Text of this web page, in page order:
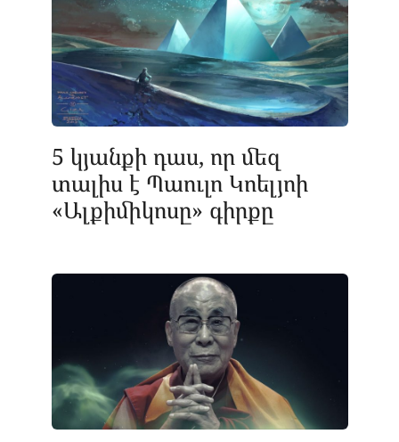
5 կյանքի դաս, որ մեզ
տալիս է Պաուլո Կոելյոի
«Ալքիմիկոսը» գիրքը